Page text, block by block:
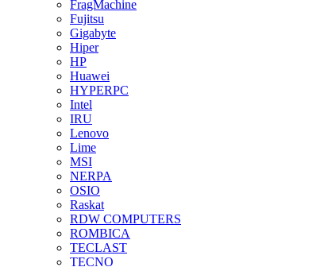
FragMachine
Fujitsu
Gigabyte
Hiper
HP
Huawei
HYPERPC
Intel
IRU
Lenovo
Lime
MSI
NERPA
OSIO
Raskat
RDW COMPUTERS
ROMBICA
TECLAST
TECNO